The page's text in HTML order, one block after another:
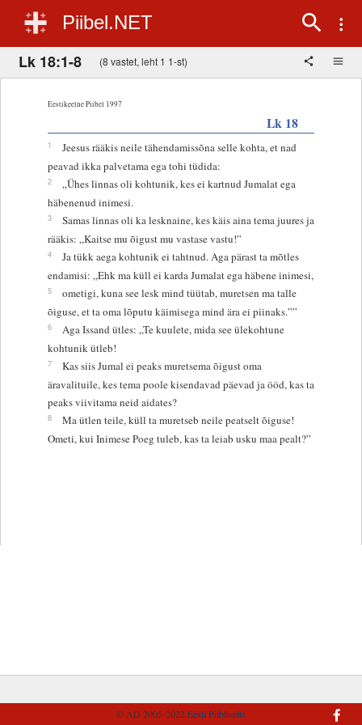
Piibel.NET
Lk 18:1-8 (8 vastet, leht 1 1-st)
Eestikeelne Piibel 1997
Lk 18
1
Jeesus rääkis neile tähendamissõna selle kohta, et nad
peavad ikka palvetama ega tohi tüdida:
2
„Ühes linnas oli kohtunik, kes ei kartnud Jumalat ega
häbenenud inimesi.
3
Samas linnas oli ka lesknaine, kes käis aina tema juures ja
rääkis: „Kaitse mu õigust mu vastase vastu!”
4
Ja tükk aega kohtunik ei tahtnud. Aga pärast ta mõtles
endamisi: „Ehk ma küll ei karda Jumalat ega häbene inimesi,
5
ometigi, kuna see lesk mind tüütab, muretsen ma talle
õiguse, et ta oma lõputu käimisega mind ära ei piinaks.””
6
Aga Issand ütles: „Te kuulete, mida see ülekohtune
kohtunik ütleb!
7
Kas siis Jumal ei peaks muretsema õigust oma
äravalituile, kes tema poole kisendavad päevad ja ööd, kas ta
peaks viivitama neid aidates?
8
Ma ütlen teile, küll ta muretseb neile peatselt õiguse!
Ometi, kui Inimese Poeg tuleb, kas ta leiab usku maa pealt?”
© AD 2005-2022Eesti Piibliselts